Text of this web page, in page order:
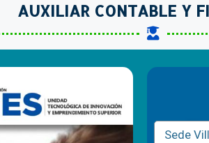
AUXILIAR CONTABLE Y